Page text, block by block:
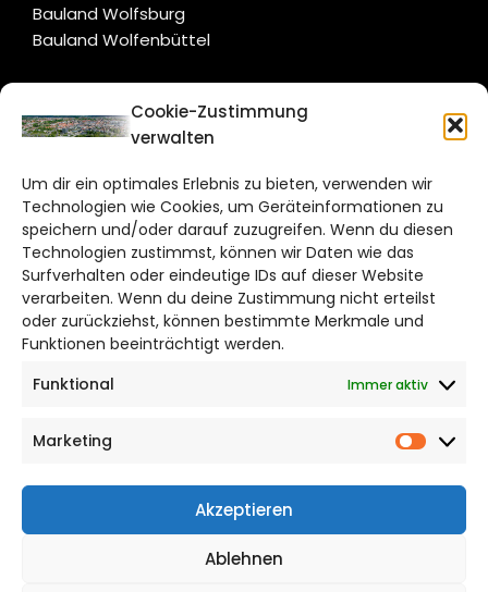
Cookie-Zustimmung
verwalten
Um dir ein optimales Erlebnis zu bieten, verwenden wir
Technologien wie Cookies, um Geräteinformationen zu
speichern und/oder darauf zuzugreifen. Wenn du diesen
Technologien zustimmst, können wir Daten wie das
Surfverhalten oder eindeutige IDs auf dieser Website
verarbeiten. Wenn du deine Zustimmung nicht erteilst
oder zurückziehst, können bestimmte Merkmale und
Funktionen beeinträchtigt werden.
Funktional
Immer aktiv
Marketing
Akzeptieren
Ablehnen
Bauland Wolfsburg
Bauland Wolfenbüttel
CITYLIFE!
Bruchtorwall 12
38100 Braunschweig
Telefon: 0531 387220 – 65
DAS STADTMAGAZIN FÜR
BRAUNSCHWEIG
Impressum
Cookie Richtlinie
CITYLIFE! BEI FACEBOOK